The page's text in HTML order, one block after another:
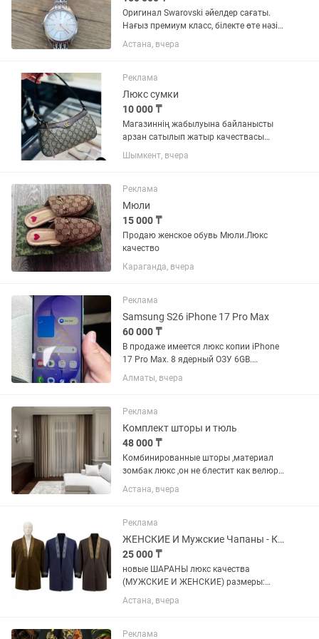
Оригинал Swarovski әйелдер сағаты.
Нағыз премиум класс, білекте өте нәзік
әрі қымбат көрінеді. ✨ Swiss Made ✨
Фирмалық кристалдар жарқырап тұр
(50m) Сағат толық...
Астана, вчера
Реклама
Люкс сумки
10 000 ₸
Магазиннің жабылуына байланысты
арзан сатылып жатыр качествасы
жаксы
Шымкент, вчера
Реклама
Мюли
15 000 ₸
Продаю женское обувь Мюли.Люкс
качество
Караганда, вчера
Реклама
Samsung S26 iPhone 17 Pro Max
60 000 ₸
В продаже имеется люкс копии iPhone
17 Pro Max. 8 ядерный ОЗУ 6GB.
Память 512/1 трб. Samsung S26
Ultra.Все телефоны новые
имеется доставка по городу. Имеется...
Алматы, вчера
Реклама
Комплект шторы и тюль
48 000 ₸
Комбинированные шторы ,материал
зомбак люкс ,он не блестит как велюр
,матовые(сочетание цветов можно
подобрать под ваш интерьер) и тюль с
подшив (крючки в комплекте )
Астана, вчера
Реклама
ЖЕНСКИЕ И Мужские Чапаны - Кашемир - ДЛИННЫЕ И КОРОТКИЕ
25 000 ₸
новые ШАРАНЫ люкс качества
(МУЖСКИЕ И ЖЕНСКИЕ) размеры:
разные Итальянский Кашемир 25 000 т
35 000 т Қасқыр тымақ Түлкі тымақ
Ред - Каспи Рассрочка (0-0-12) -...
Астана, вчера
Реклама